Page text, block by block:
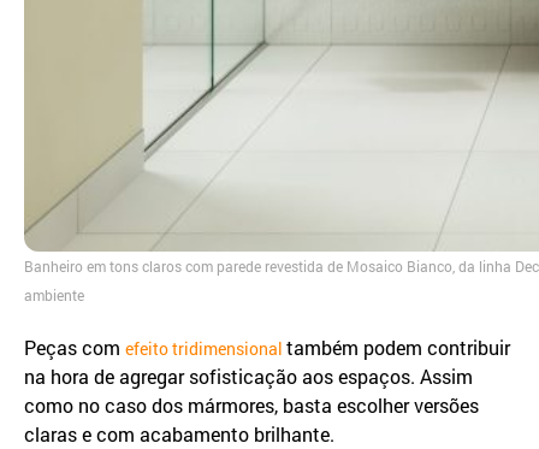
Banheiro em tons claros com parede revestida de Mosaico Bianco, da linha
ambiente
Peças com efeito tridimensional também podem contribuir
na hora de agregar sofisticação aos espaços. Assim
como no caso dos mármores, basta escolher versões
claras e com acabamento brilhante.